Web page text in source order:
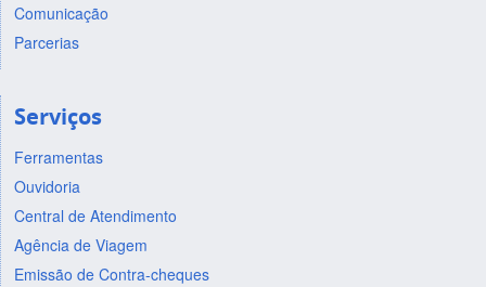
Comunicação
Parcerias
Serviços
Ferramentas
Ouvidoria
Central de Atendimento
Agência de Viagem
Emissão de Contra-cheques